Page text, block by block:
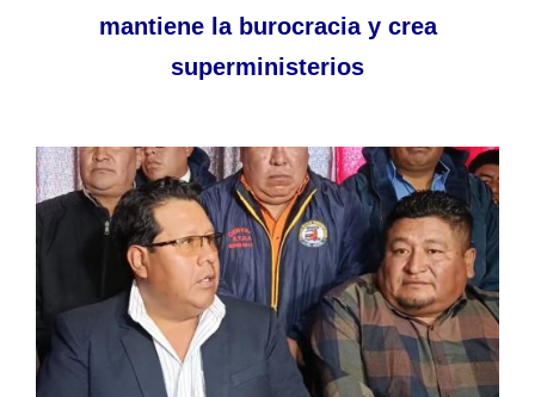
mantiene la burocracia y crea
superministerios